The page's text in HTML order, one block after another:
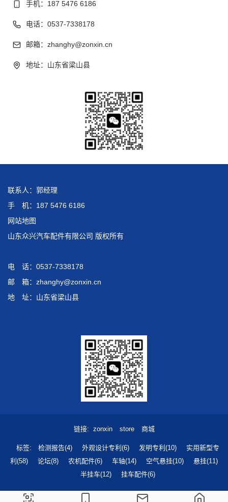
手机：187 5476 6186
电话：0537-7338178
邮箱：zhanghy@zonxin.cn
地址：山东省梁山县
联系人：郭经理
手 机：187 5476 6186
网站地图
山东众兴汽车配件有限公司 版权所有
电 话：0537-7338178
邮 箱：zhanghy@zonxin.cn
地 址：山东省梁山县
链接 zonxin store 商城
标签 检测报告(4) 外观设计专利(6) 发明专利(10)
实用新型专
利(58)
论坛(8) 农机配件(6) 车轴(14) 空气悬挂(10)
悬挂(11)
半挂车(12)
挂车配件(6)